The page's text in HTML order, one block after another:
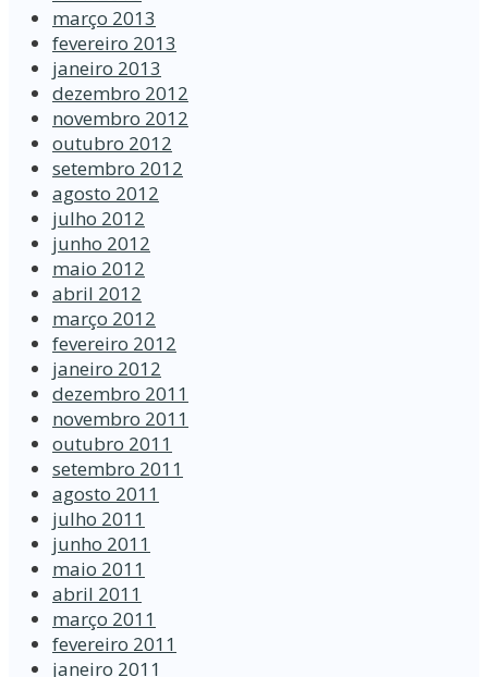
março 2013
fevereiro 2013
janeiro 2013
dezembro 2012
novembro 2012
outubro 2012
setembro 2012
agosto 2012
julho 2012
junho 2012
maio 2012
abril 2012
março 2012
fevereiro 2012
janeiro 2012
dezembro 2011
novembro 2011
outubro 2011
setembro 2011
agosto 2011
julho 2011
junho 2011
maio 2011
abril 2011
março 2011
fevereiro 2011
janeiro 2011